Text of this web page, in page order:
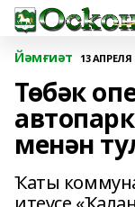
Йәмғиәт 13 АПРЕЛЯ
Төбәк
менән
Ҡаты